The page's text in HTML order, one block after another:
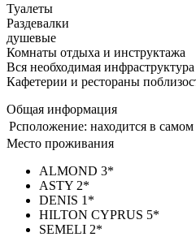
Туалеты
Раздевалки
душевые
Комнаты отдыха и инструктажа
Вся необходимая инфраструктура
Кафетерии и рестораны
Общая информация
Рсположение: находится в
Место проживания
ALMOND 3*
ASTY 2*
DENIS 1*
HILTON CYPRUS 5*
SEMELI 2*